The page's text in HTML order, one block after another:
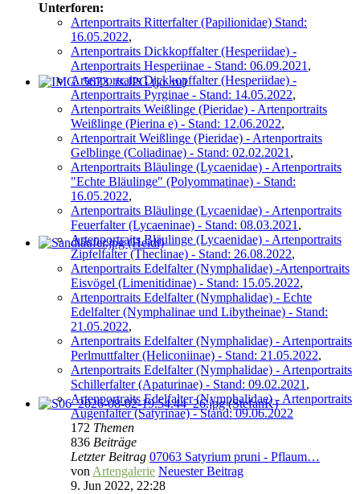
Unterforen:
Artenportraits Ritterfalter (Papilionidae) Stand:
16.05.2022,
Artenportraits Dickkopffalter (Hesperiidae) -
Artenportraits Hesperiinae - Stand: 06.09.2021 ,
Artenportraits Dickkopffalter (Hesperiidae) -
Artenportraits Pyrginae - Stand: 14.05.2022,
Artenportraits Weißlinge (Pieridae) - Artenportraits
Weißlinge (Pierina e) - Stand: 12.06.2022,
Artenportrait Weißlinge (Pieridae) - Artenportraits
Gelblinge (Coliadinae) - Stand: 02.02.2021 ,
Artenportraits Bläulinge (Lycaenidae) - Artenportraits
"Echte Bläulinge" (Polyommatinae) - Stand:
16.05.2022,
Artenportraits Bläulinge (Lycaenidae) - Artenportraits
Feuerfalter (Lycaeninae) - Stand: 08.03.2021 ,
Artenportraits Bläulinge (Lycaenidae) - Artenportraits
Zipfelfalter (Theclinae) - Stand: 26.08.2022,
Artenportraits Edelfalter (Nymphalidae) -Artenportraits
Eisvögel (Limenitidinae) - Stand: 15.05.2022,
Artenportraits Edelfalter (Nymphalidae) - Echte
Edelfalter (Nymphalinae und Libytheinae) - Stand:
21.05.2022,
Artenportraits Edelfalter (Nymphalidae) - Artenportraits
Perlmuttfalter (Heliconiinae) - Stand: 21.05.2022,
Artenportraits Edelfalter (Nymphalidae) - Artenportraits
Schillerfalter (Apaturinae) - Stand: 09.02.2021 ,
Artenportraits Edelfalter (Nymphalidae) - Artenportraits
Augenfalter (Satyrinae) - Stand: 09.06.2022
172 Themen
836 Beiträge
Letzter Beitrag 07063 Satyrium pruni - Pflaum…
von Artengalerie Neuester Beitrag
9. Jun 2022, 22:28